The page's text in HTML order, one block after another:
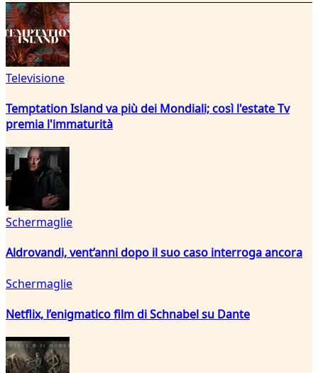
Televisione
Temptation Island va più dei Mondiali; così l'estate Tv
premia l'immaturità
Schermaglie
Aldrovandi, vent’anni dopo il suo caso interroga ancora
Schermaglie
Netflix, l’enigmatico film di Schnabel su Dante